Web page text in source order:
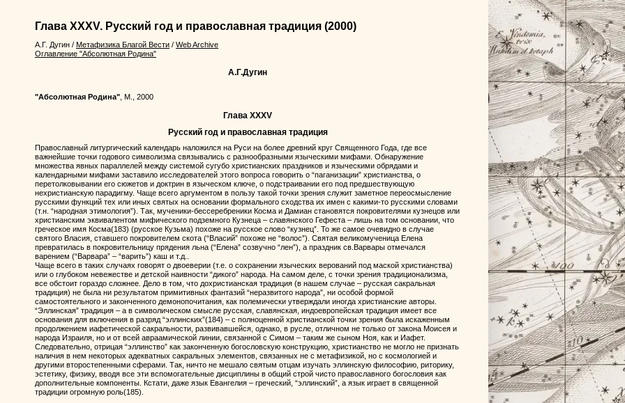
Глава XXXV. Русский год и православная традиция (2000)
А.Г. Дугин / Метафизика Благой Вести / Web Archive
Оглавление "Абсолютная Родина"
А.Г.Дугин
"Абсолютная Родина" , М., 2000
Глава XXXV
Русский год и православная традиция
Православный литургический календарь наложился на Руси на более древний круг Священного Года, где все
важнейшие точки годового символизма связывались с разнообразными языческими мифами. Обнаружение
множества явных параллелей между системой сугубо христианских праздников и языческими обрядами и
календарными мифами заставило исследователей этого вопроса говорить о “паганизации” христианства, о
перетолковывании его сюжетов и доктрин в языческом ключе, о подстраивании его под предшествующую
нехристианскую парадигму. Чаще всего аргументом в пользу такой точки зрения служит заметное переосмысление
русскими функций тех или иных святых на основании формального сходства их имен с какими-то русскими словами
(т.н. “народная этимология”). Так, мученики-бессеребреники Косма и Дамиан становятся покровителями кузнецов или
христианским эквивалентом мифического подземного Кузнеца – славянского Гефеста – лишь на том основании, что
греческое имя Косма(183) (русское Кузьма) похоже на русское слово “кузнец”. То же самое очевидно в случае
святого Власия, ставшего покровителем скота (“Власий” похоже не “волос”). Святая великомученица Елена
превратилась в покровительницу прядения льна (“Елена” созвучно “лен”), а праздник св.Варвары отмечался
варением (“Варвара” – “варить”) каш и т.д..
Чаще всего в таких случаях говорят о двоеверии (т.е. о сохранении языческих верований под маской христианства)
или о глубоком невежестве и детской наивности “дикого” народа. На самом деле, с точки зрения традиционализма,
все обстоит гораздо сложнее. Дело в том, что дохристианская традиция (в нашем случае – русская сакральная
традиция) не была ни результатом примитивных фантазий “неразвитого народа”, ни особой формой
самостоятельного и законченного демонопочитания, как полемически утверждали иногда христианские авторы.
“Эллинская” традиция – а в символическом смысле русская, славянская, индоевропейская традиция имеет все
основания для включения в разряд “эллинских”(184) – с полноценной христианской точки зрения была искаженным
продолжением иафетической сакральности, развивавшейся, однако, в русле, отличном не только от закона Моисея и
народа Израиля, но и от всей авраамической линии, связанной с Симом – таким же сыном Ноя, как и Иафет.
Следовательно, отрицая “эллинство” как законченную богословскую конструкцию, христианство не могло не признать
наличия в нем некоторых адекватных сакральных элементов, связанных не с метафизикой, но с космологией и
другими второстепенными сферами. Так, ничто не мешало святым отцам изучать эллинскую философию, риторику,
эстетику, физику, вводя все эти вспомогательные дисциплины в общий строй чисто православного богословия как
дополнительные компоненты. Кстати, даже язык Евангелия – греческий, “эллинский”, а язык играет в священной
традиции огромную роль(185).